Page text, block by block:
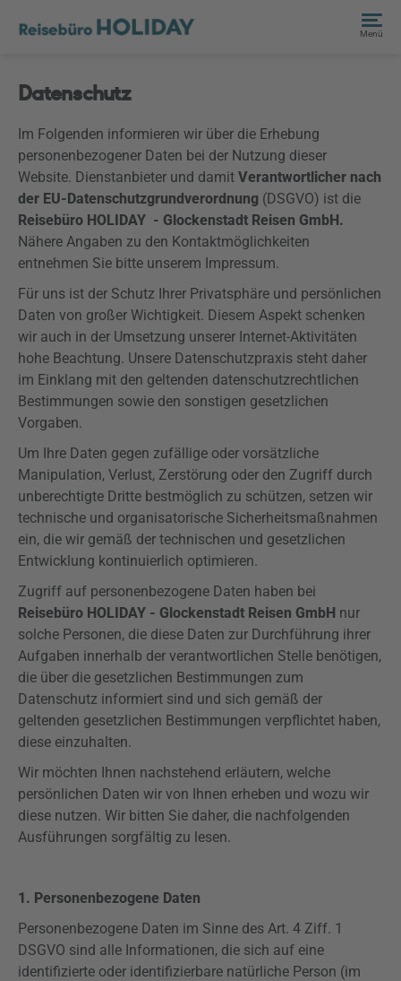
Menü
Datenschutz
Im Folgenden informieren wir über die Erhebung
personenbezogener Daten bei der Nutzung dieser
Website. Dienstanbieter und damit Verantwortlicher nach
der EU-Datenschutzgrundverordnung (DSGVO) ist die
Reisebüro HOLIDAY - Glockenstadt Reisen GmbH.
Nähere Angaben zu den Kontaktmöglichkeiten
entnehmen Sie bitte unserem Impressum.
Für uns ist der Schutz Ihrer Privatsphäre und persönlichen
Daten von großer Wichtigkeit. Diesem Aspekt schenken
wir auch in der Umsetzung unserer Internet-Aktivitäten
hohe Beachtung. Unsere Datenschutzpraxis steht daher
im Einklang mit den geltenden datenschutzrechtlichen
Bestimmungen sowie den sonstigen gesetzlichen
Vorgaben.
Um Ihre Daten gegen zufällige oder vorsätzliche
Manipulation, Verlust, Zerstörung oder den Zugriff durch
unberechtigte Dritte bestmöglich zu schützen, setzen wir
technische und organisatorische Sicherheitsmaßnahmen
ein, die wir gemäß der technischen und gesetzlichen
Entwicklung kontinuierlich optimieren.
Zugriff auf personenbezogene Daten haben bei
Reisebüro HOLIDAY - Glockenstadt Reisen GmbH nur
solche Personen, die diese Daten zur Durchführung ihrer
Aufgaben innerhalb der verantwortlichen Stelle benötigen,
die über die gesetzlichen Bestimmungen zum
Datenschutz informiert sind und sich gemäß der
geltenden gesetzlichen Bestimmungen verpflichtet haben,
diese einzuhalten.
Wir möchten Ihnen nachstehend erläutern, welche
persönlichen Daten wir von Ihnen erheben und wozu wir
diese nutzen. Wir bitten Sie daher, die nachfolgenden
Ausführungen sorgfältig zu lesen.
1. Personenbezogene Daten
Personenbezogene Daten im Sinne des Art. 4 Ziff. 1
DSGVO sind alle Informationen, die sich auf eine
identifizierte oder identifizierbare natürliche Person (im